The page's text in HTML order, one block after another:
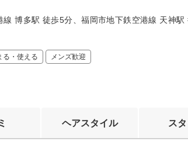
線 博多駅 徒歩5分、福岡市地下鉄空港線 天神駅
る・使える メンズ歓迎
ヘアスタイル ス